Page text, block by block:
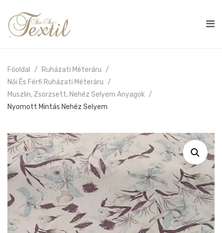
Főoldal
Ruházati Méteráru
Női És Férfi Ruházati Méteráru
Muszlin, Zsorzsett, Nehéz Selyem Anyagok
Nyomott Mintás Nehéz Selyem